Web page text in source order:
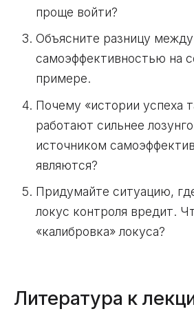
проще войти?
Объясните разницу
самоэффективностью на
примере.
Почему «истории успеха
работают сильнее
источником
являются?
Придумайте ситуацию,
локус контроля вредит.
«калибровка» локуса?
Литература к